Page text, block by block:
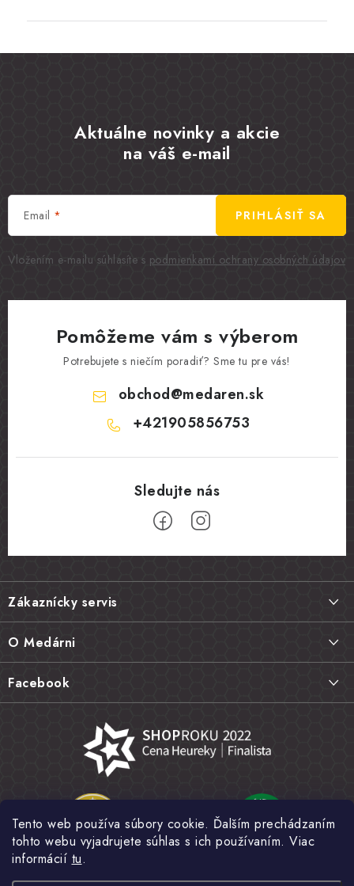
Tento web používa súbory cookie. Ďalším prechádzaním
tohto webu vyjadrujete súhlas s ich používaním. Viac
informácií tu.
Aktuálne novinky a akcie
na váš e-mail
Email
Vložením e-mailu súhlasíte s podmienkami ochrany osobných údajov
PRIHLÁSIŤ SA
Pomôžeme vám s výberom
Potrebujete s niečím poradiť? Sme tu pre vás!
obchod@medaren.sk
+421905856753
Z
á
p
ä
e
Zákaznícky servis
Vrátenie tovaru, výmena a reklamácie
Najčastejšie otázky FAQ
Hodnotenie obchodu
Obchodné podmienky
Ochrana osobných údajov
O Medárni
Náš príbeh
Kamenná predajňa
Fotogaléria
Novinky
Facebook